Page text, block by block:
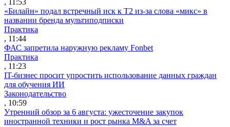
«Билайн» подал встречный иск к Т2 из-за слова «микс» в
названии бренда мультиподписки
Практика
, 11:44
ФАС запретила наружную рекламу Fonbet
Практика
, 11:23
IT-бизнес просит упростить использование данных граждан
для обучения ИИ
Законодательство
, 10:59
Утренний обзор за 6 августа: ужесточение закупок
иностранной техники и рост рынка M&A за счет